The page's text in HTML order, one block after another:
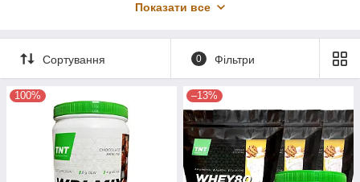
основні види протеїну: •Сироватковий (Whey)
•Ізолят/Гідролізат
— максимальна чистота білка, мінімум
лактози та жирів
📌 Актуальні терміни придатності
🚀 Швидка відправка по Україні в день замовлення
Показати все
Сортування 0 Фільтри
100% –13%